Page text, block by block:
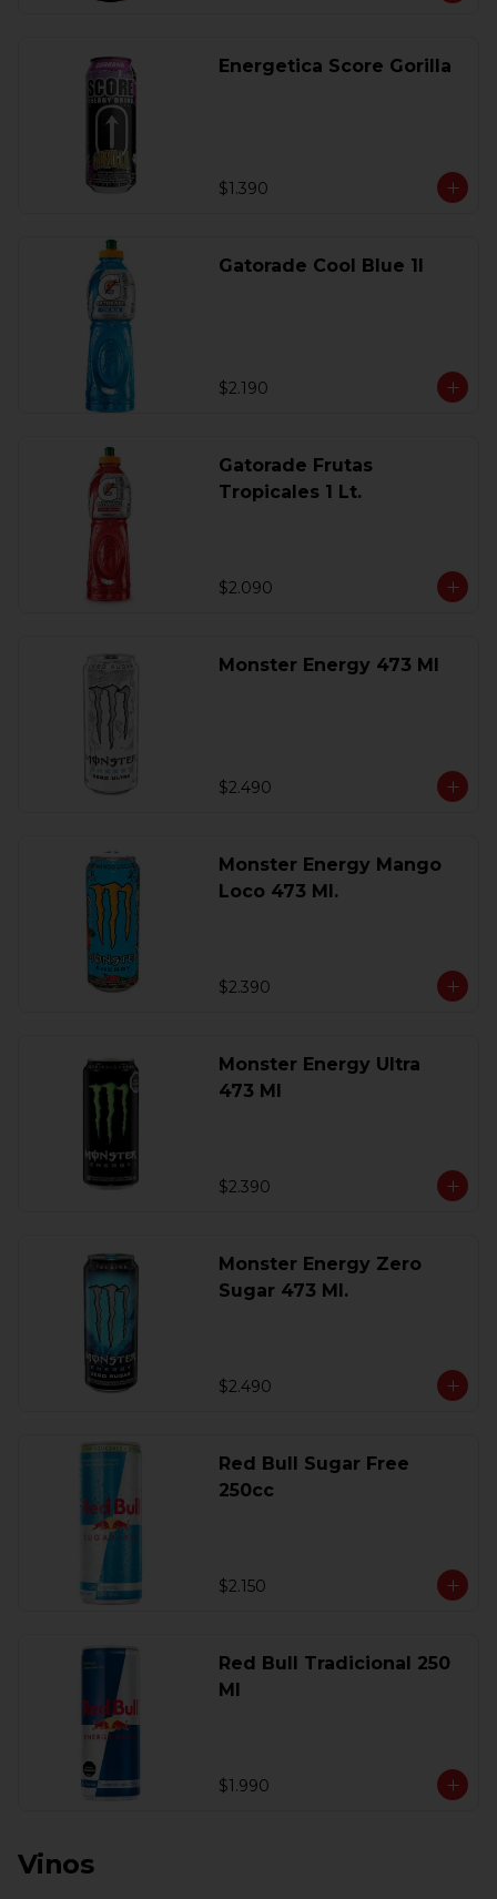
Energetica Score Gorilla
$1.390
Gatorade Cool Blue 1l
$2.190
Gatorade Frutas
Tropicales 1 Lt.
$2.090
Monster Energy 473 Ml
$2.490
Monster Energy Mango
Loco 473 Ml.
$2.390
Monster Energy Ultra
473 Ml
$2.390
Monster Energy Zero
Sugar 473 Ml.
$2.490
Red Bull Sugar Free
250cc
$2.150
Red Bull Tradicional 250
Ml
$1.990
Vinos